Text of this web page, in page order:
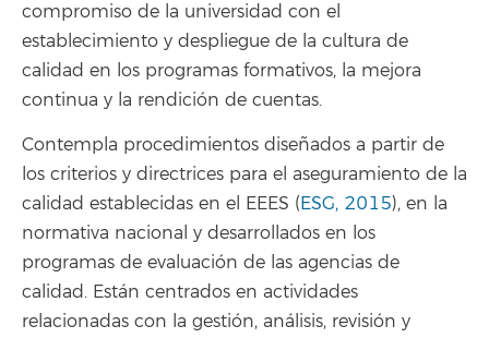
compromiso de la universidad con el
establecimiento y despliegue de la cultura de
calidad en los programas formativos, la mejora
continua y la rendición de cuentas.
Contempla procedimientos diseñados a partir de
los criterios y directrices para el aseguramiento de la
calidad establecidas en el EEES (ESG, 2015), en la
normativa nacional y desarrollados en los
programas de evaluación de las agencias de
calidad. Están centrados en actividades
relacionadas con la gestión, análisis, revisión y